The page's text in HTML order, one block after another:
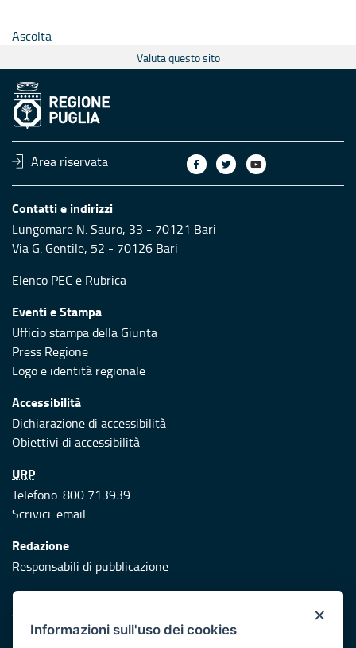
Ascolta
Valuta questo sito
Area riservata
Contatti e indirizzi
Lungomare N. Sauro, 33 - 70121 Bari
Via G. Gentile, 52 - 70126 Bari
Elenco PEC e Rubrica
Eventi e Stampa
Ufficio stampa della Giunta
Press Regione
Logo e identità regionale
Accessibilità
Dichiarazione di accessibilità
Obiettivi di accessibilità
URP
Telefono: 800 713939
Scrivici:email
Redazione
Responsabili di pubblicazione
Protezione civile
Vai al sito di Protezione Civile Puglia
×
Informazioni sull'uso dei cookies